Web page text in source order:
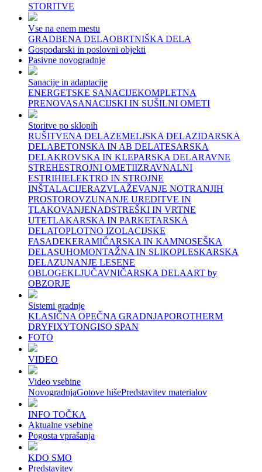
STORITVE
Vse na enem mestu
GRADBENA DELAOBRTNIŠKA DELA
Gospodarski in poslovni objekti
Pasivne novogradnje
Sanacije in adaptacije
ENERGETSKE SANACIJEKOMPLETNA
PRENOVASANACIJSKI IN SUŠILNI OMETI
Storitve po sklopih
RUŠITVENA DELAZEMELJSKA DELAZIDARSKA
DELABETONSKA IN AB DELATESARSKA
DELAKROVSKA IN KLEPARSKA DELARAVNE
STREHESTROJNI OMETIIZRAVNALNI
ESTRIHIELEKTRO IN STROJNE
INŠTALACIJERAZVLAŽEVANJE NOTRANJIH
PROSTOROVZUNANJE UREDITVE IN
TLAKOVANJENADSTREŠKI IN VRTNE
UTETLAKARSKA IN PARKETARSKA
DELATOPLOTNO IZOLACIJSKE
FASADEKERAMIČARSKA IN KAMNOSEŠKA
DELASUHOMONTAŽNA IN SLIKOPLESKARSKA
DELAZUNANJE LESENE
OBLOGEKLJUČAVNIČARSKA DELAART by
OBZORJE
Sistemi gradnje
KLASIČNA OPEČNA GRADNJAPOROTHERM
DRYFIXYTONGISO SPAN
FOTO
VIDEO
Video vsebine
NovogradnjaGotove hišePredstavitev materialov
INFO TOČKA
Aktualne vsebine
Pogosta vprašanja
KDO SMO
Predstavitev